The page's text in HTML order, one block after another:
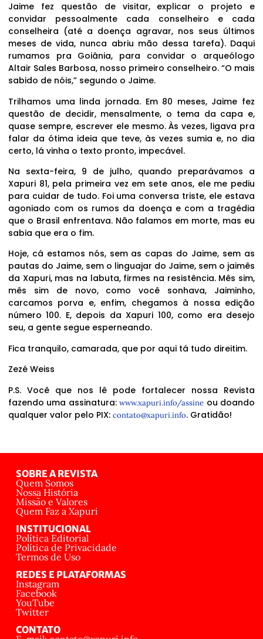
Jaime fez questão de visitar, explicar o projeto e
convidar pessoalmente cada conselheiro e cada
conselheira (até a doença agravar, nos seus últimos
meses de vida, nunca abriu mão dessa tarefa). Daqui
rumamos pra Goiânia, para convidar o arqueólogo
Altair Sales Barbosa, nosso primeiro conselheiro. “O mais
sabido de nóis,” segundo o Jaime.
Trilhamos uma linda jornada. Em 80 meses, Jaime fez
questão de decidir, mensalmente, o tema da capa e,
quase sempre, escrever ele mesmo. Às vezes, ligava pra
falar da ótima ideia que teve, às vezes sumia e, no dia
certo, lá vinha o texto pronto, impecável.
Na sexta-feira, 9 de julho, quando preparávamos a
Xapuri 81, pela primeira vez em sete anos, ele me pediu
para cuidar de tudo. Foi uma conversa triste, ele estava
agoniado com os rumos da doença e com a tragédia
que o Brasil enfrentava. Não falamos em morte, mas eu
sabia que era o fim.
Hoje, cá estamos nós, sem as capas do Jaime, sem as
pautas do Jaime, sem o linguajar do Jaime, sem o jaimês
da Xapuri, mas na labuta, firmes na resistência. Mês sim,
mês sim de novo, como você sonhava, Jaiminho,
carcamos porva e, enfim, chegamos à nossa edição
número 100. E, depois da Xapuri 100, como era desejo
seu, a gente segue esperneando.
Fica tranquilo, camarada, que por aqui tá tudo direitim.
Zezé Weiss
P.S. Você que nos lê pode fortalecer nossa Revista
fazendo uma assinatura:www.xapuri.info/assine ou doando
qualquer valor pelo PIX: contato@xapuri.info. Gratidão!
SOBRE A REVISTA
Quem Somos
Nossa História
Missão e Valores
Quem Faz a Xapuri
INSTITUCIONAL
Política Editorial
Política de Privacidade
Termos de Uso
REDES E PLATAFORMAS
Instagram
Facebook
YouTube
Twitter
CONTATO